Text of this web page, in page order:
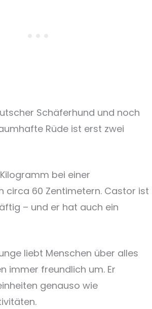
Schäferhund und noch
Rüde ist erst zwei
bei einer
circa 60 Zentimetern. Castor ist
– und er hat auch ein
liebt Menschen über alles
immer freundlich um. Er
genauso wie